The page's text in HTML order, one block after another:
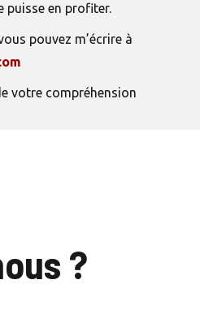
puisse en profiter.
pouvez m’écrire à
votre compréhension
?